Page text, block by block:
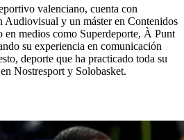
valenciano, cuenta con
Audiovisual y un máster en Contenidos
en medios como Superdeporte, À Punt
su experiencia en comunicación
deporte que ha practicado toda su
Nostresport y Solobasket.